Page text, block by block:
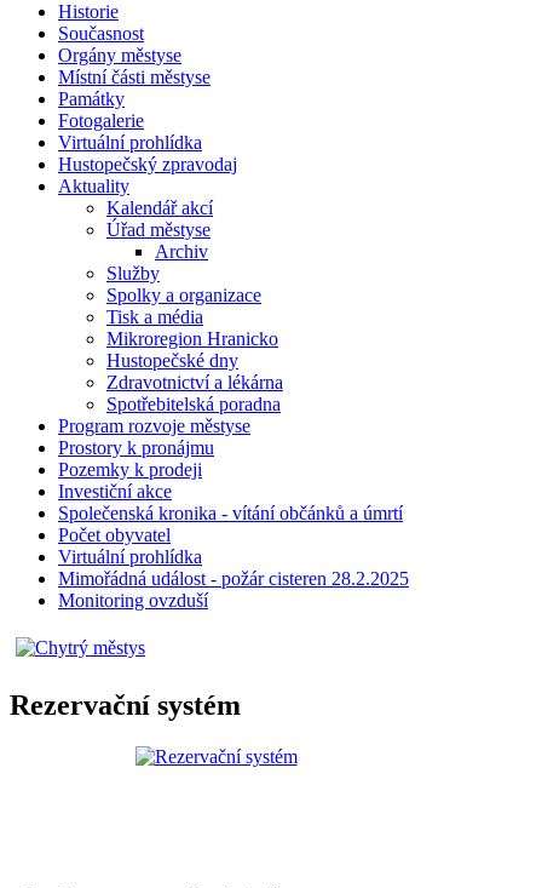
Historie
Současnost
Orgány městyse
Místní části městyse
Památky
Fotogalerie
Virtuální prohlídka
Hustopečský zpravodaj
Aktuality
Kalendář akcí
Úřad městyse
Archiv
Služby
Spolky a organizace
Tisk a média
Mikroregion Hranicko
Hustopečské dny
Zdravotnictví a lékárna
Spotřebitelská poradna
Program rozvoje městyse
Prostory k pronájmu
Pozemky k prodeji
Investiční akce
Společenská kronika - vítání občánků a úmrtí
Počet obyvatel
Virtuální prohlídka
Mimořádná událost - požár cisteren 28.2.2025
Monitoring ovzduší
Rezervační systém